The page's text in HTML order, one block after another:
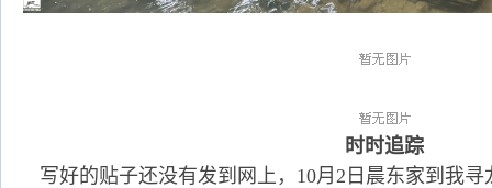
时时追踪
写好的贴子还没有发到网上，10月2日晨东家到我